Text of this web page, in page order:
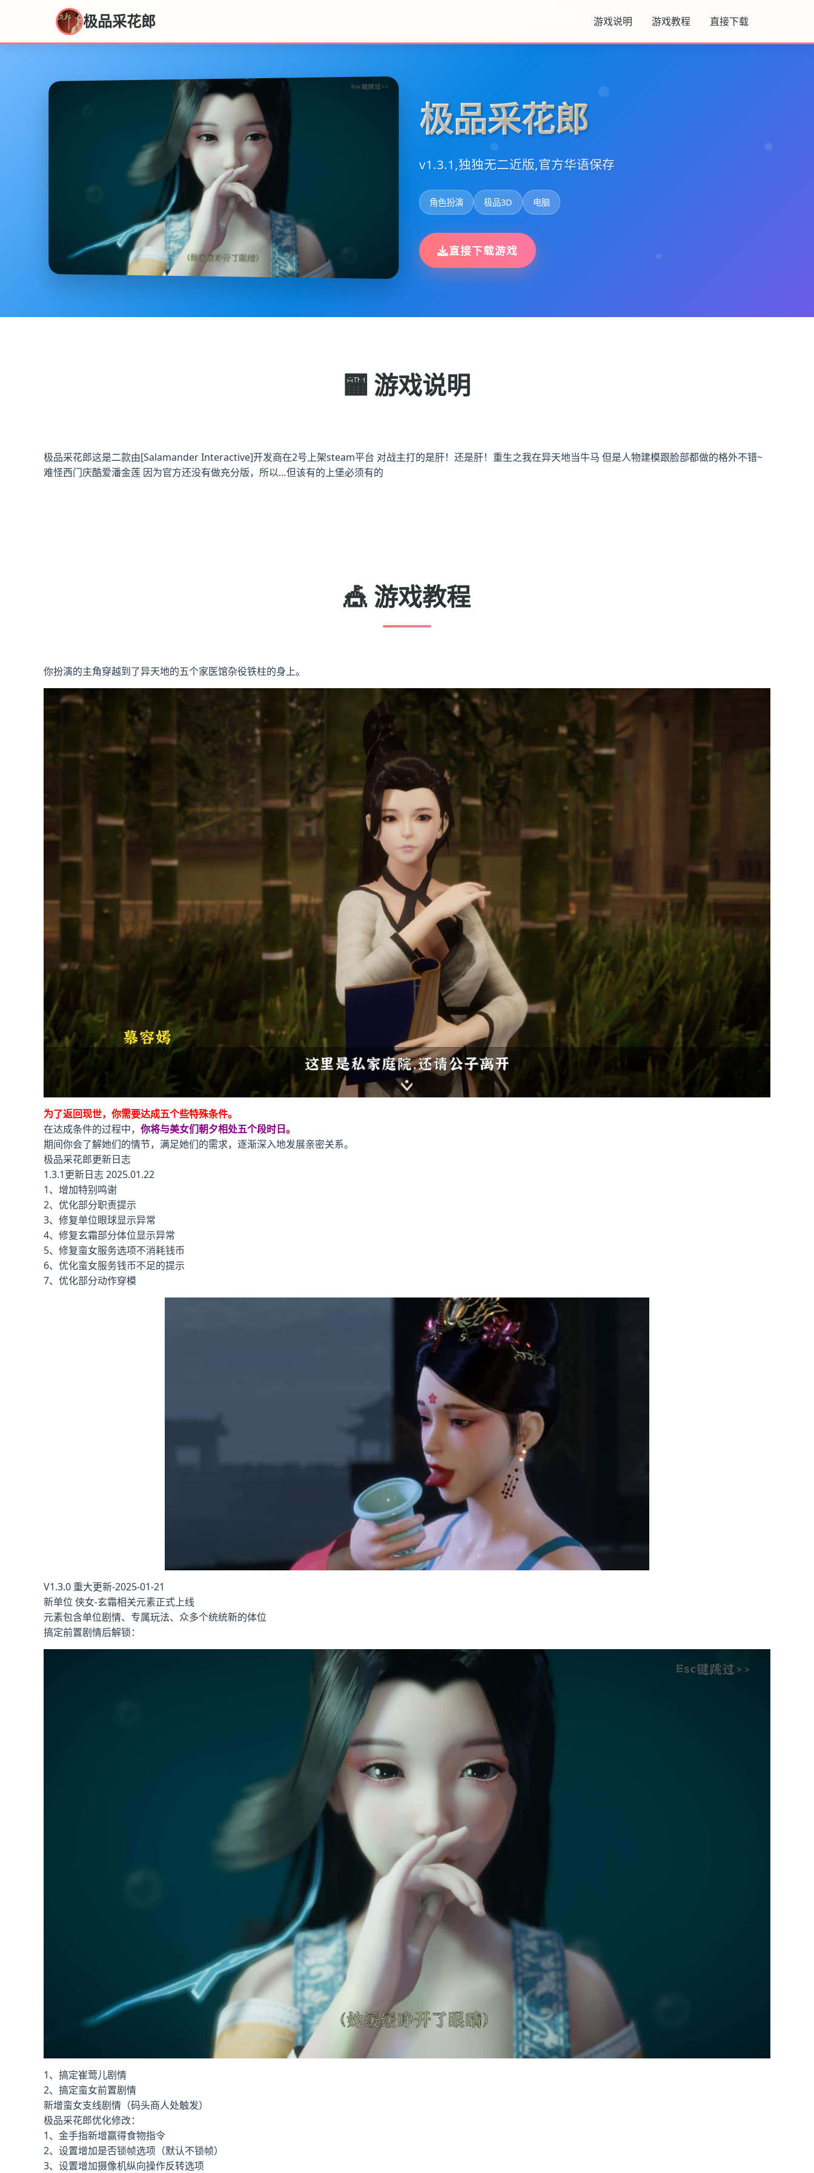
极品采花郎 游戏说明 游戏教程 直接下载
极品采花郎
v1.3.1,独独无二近版,官方华语保存
角色扮演 极品3D 电脑
直接下载游戏
🏧 游戏说明
极品采花郎这是二款由[Salamander Interactive]开发商在2号上架steam平台 对战主打的是肝！还是肝！重生之我在异天地当牛马 但是人物建模跟脸部都做的格外不错~
难怪西门庆酷爱潘金莲 因为官方还没有做充分版，所以…但该有的上堡必须有的
🎪 游戏教程
你扮演的主角穿越到了异天地的五个家医馆杂役铁柱的身上。
为了返回现世，你需要达成五个些特殊条件。
在达成条件的过程中， 你将与美女们朝夕相处五个段时日。
期间你会了解她们的情节，满足她们的需求，逐渐深入地发展亲密关系。
极品采花郎更新日志
1.3.1更新日志 2025.01.22
1、增加特别鸣谢
2、优化部分职责提示
3、修复单位眼球显示异常
4、修复玄霜部分体位显示异常
5、修复蛮女服务选项不消耗钱币
6、优化蛮女服务钱币不足的提示
7、优化部分动作穿模
V1.3.0 重大更新-2025-01-21
新单位 侠女-玄霜相关元素正式上线
元素包含单位剧情、专属玩法、众多个统统新的体位
搞定前置剧情后解锁：
1、搞定崔莺儿剧情
2、搞定蛮女前置剧情
新增蛮女支线剧情（码头商人处触发）
极品采花郎优化修改：
1、金手指新增赢得食物指令
2、设置增加是否锁帧选项（默认不锁帧）
3、设置增加摄像机纵向操作反转选项